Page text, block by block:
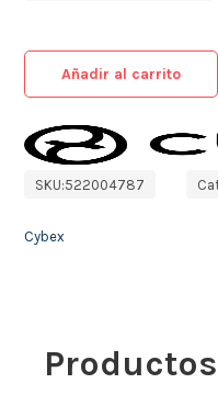
Añadir al carrito
SKU:522004787
Cybex